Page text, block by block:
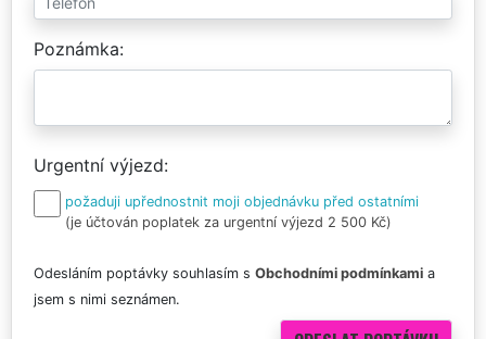
Poznámka
Urgentní výjezd
požaduji upřednostnit moji objednávku před ostatními
(je účtován poplatek za urgentní výjezd 2 500 Kč)
Odesláním poptávky souhlasím s Obchodními podmínkami a
jsem s nimi seznámen.